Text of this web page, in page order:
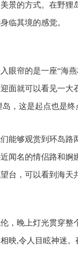
景的方式。在野
临其境的感觉。
帘的是一座“海燕
面就可以看见一
，这是起点也是终
够观赏到环岛路
闻名的情侣路和
台，可以看到海
晚上灯光贯穿整
映,令人目眩神迷